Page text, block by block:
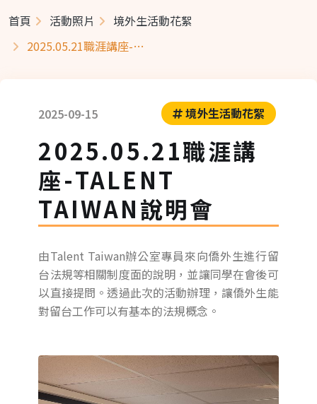
首頁 活動照片
境外生活動花絮
2025.05.21職涯講座-TALENT TAIWAN說明會
2025-09-15 境外生活動花絮
2025.05.21職涯講
座-TALENT
TAIWAN說明會
由Talent Taiwan辦公室專員來向僑外生進行留
台法規等相關制度面的說明，並讓同學在會後可
以直接提問。透過此次的活動辦理，讓僑外生能
對留台工作可以有基本的法規概念。